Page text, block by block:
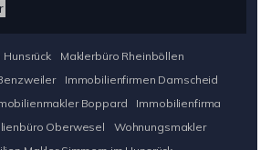
Hunsrück
Maklerbüro Rheinböllen
Immobilienfirmen Damscheid
Boppard
Immobilienfirma
Oberwesel
Wohnungsmakler